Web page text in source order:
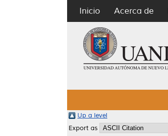
Inicio Acerca de
Up a level
Export as